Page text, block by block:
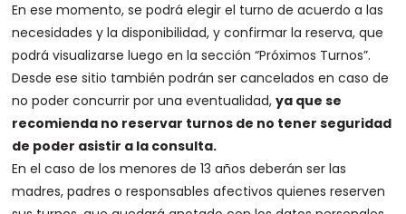
En ese momento, se podrá elegir el turno de acuerdo a las
necesidades y la disponibilidad, y confirmar la reserva, que
podrá visualizarse luego en la sección “Próximos Turnos”.
Desde ese sitio también podrán ser cancelados en caso de
no poder concurrir por una eventualidad,ya que se
recomienda no reservar turnos de no tener seguridad
de poder asistir a la consulta.
En el caso de los menores de 13 años deberán ser las
madres, padres o responsables afectivos quienes reserven